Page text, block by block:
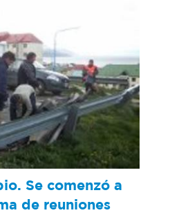
Se comenzó a
de reuniones